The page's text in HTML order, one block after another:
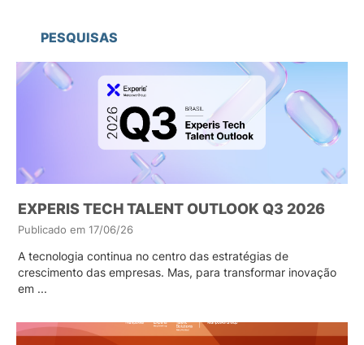
PESQUISAS
EXPERIS TECH TALENT OUTLOOK Q3 2026
Publicado em 17/06/26
A tecnologia continua no centro das estratégias de
crescimento das empresas. Mas, para transformar inovação
em ...